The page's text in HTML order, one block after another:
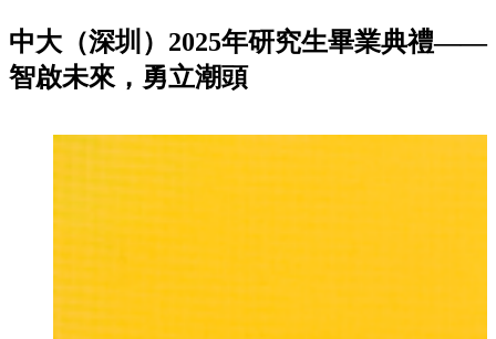
中大（深圳）2025年研究生畢業典禮——
智啟未來，勇立潮頭